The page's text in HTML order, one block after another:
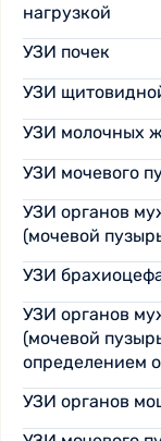
нагрузкой
УЗИ почек
УЗИ
УЗИ молочных
УЗИ мочевого
УЗИ органов
(мочевой
УЗИ
УЗИ органов
(мочевой
определением
УЗИ органов